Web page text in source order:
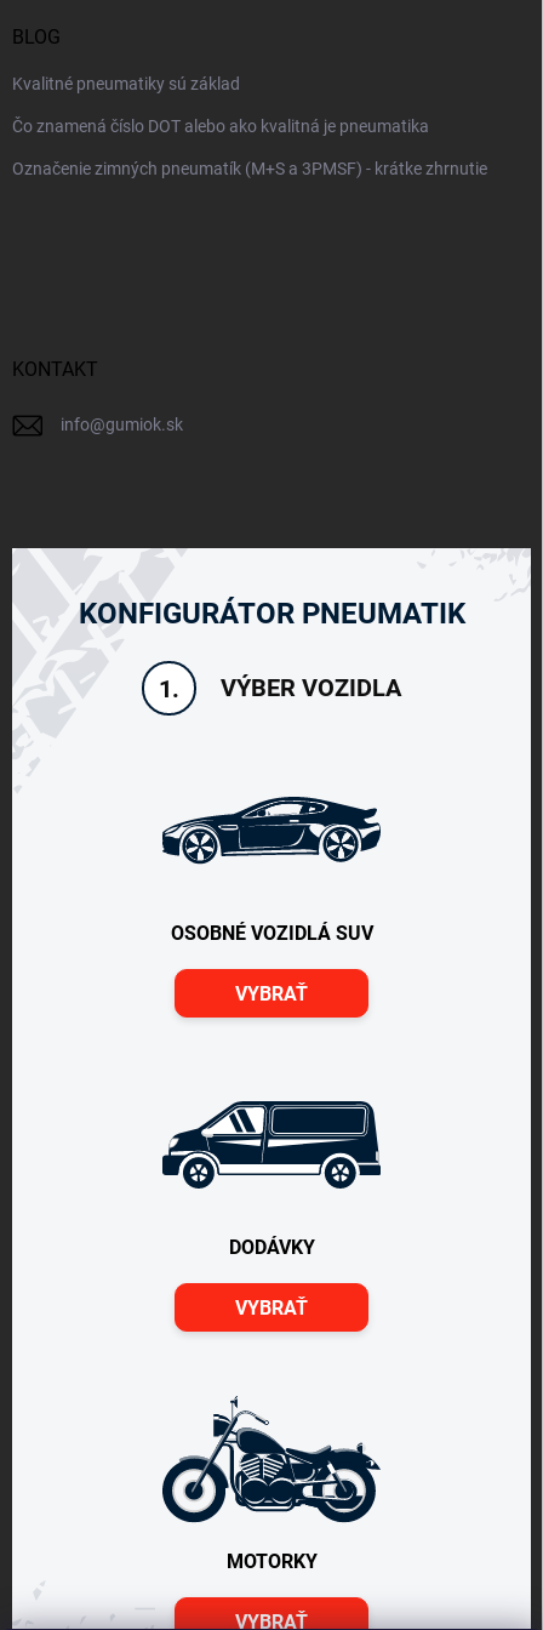
BLOG
Kvalitné pneumatiky sú základ
Čo znamená číslo DOT alebo ako kvalitná je pneumatika
Označenie zimných pneumatík (M+S a 3PMSF) - krátke zhrnutie
KONTAKT
info@gumiok.sk
KONFIGURÁTOR PNEUMATIK
1. VÝBER VOZIDLA
OSOBNÉ VOZIDLÁ SUV
VYBRAŤ
DODÁVKY
VYBRAŤ
MOTORKY
VYBRAŤ